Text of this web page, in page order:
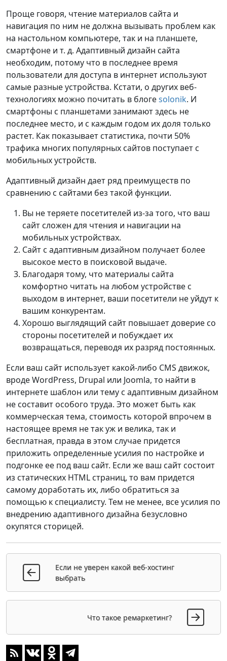
Проще говоря, чтение материалов сайта и
навигация по ним не должна вызывать проблем как
на настольном компьютере, так и на планшете,
смартфоне и т. д. Адаптивный дизайн сайта
необходим, потому что в последнее время
пользователи для доступа в интернет используют
самые разные устройства. Кстати, о других веб-
технологиях можно почитать в блогеsolonik. И
смартфоны с планшетами занимают здесь не
последнее место, и с каждым годом их доля только
растет. Как показывает статистика, почти 50%
трафика многих популярных сайтов поступает с
мобильных устройств.
Адаптивный дизайн дает ряд преимуществ по
сравнению с сайтами без такой функции.
Вы не теряете посетителей из-за того, что ваш
сайт сложен для чтения и навигации на
мобильных устройствах.
Сайт с адаптивным дизайном получает более
высокое место в поисковой выдаче.
Благодаря тому, что материалы сайта
комфортно читать на любом устройстве с
выходом в интернет, ваши посетители не уйдут к
вашим конкурентам.
Хорошо выглядящий сайт повышает доверие со
стороны посетителей и побуждает их
возвращаться, переводя их разряд постоянных.
Если ваш сайт использует какой-либо CMS движок,
вроде WordPress, Drupal или Joomla, то найти в
интернете шаблон или тему с адаптивным дизайном
не составит особого труда. Это может быть как
коммерческая тема, стоимость которой впрочем в
настоящее время не так уж и велика, так и
бесплатная, правда в этом случае придется
приложить определенные усилия по настройке и
подгонке ее под ваш сайт. Если же ваш сайт состоит
из статических HTML страниц, то вам придется
самому доработать их, либо обратиться за
помощью к специалисту. Тем не менее, все усилия по
внедрению адаптивного дизайна безусловно
окупятся сторицей.
Если не уверен какой веб-хостинг
выбрать
Что такое ремаркетинг?